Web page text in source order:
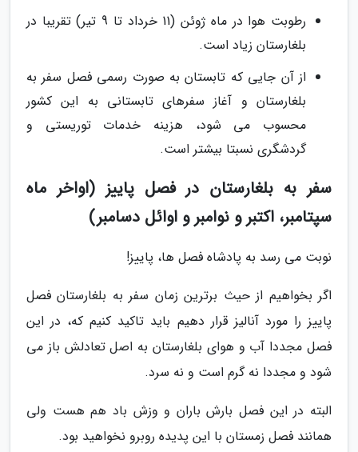
رطوبت هوا در ماه ژوئن (11 خرداد تا 9 تیر) تقریبا در
بلغارستان زیاد است.
از آن جایی که تابستان به صورت رسمی فصل سفر به
بلغارستان و آغاز سفرهای تابستانی به این کشور
محسوب می شود، هزینه خدمات توریستی و
گردشگری نسبتا بیشتر است.
سفر به بلغارستان در فصل پاییز (اواخر ماه
سپتامبر، اکتبر و نوامبر و اوائل دسامبر)
نوبت می رسد به پادشاه فصل ها، پاییز!
اگر بخواهیم از حیث برترین زمان سفر به بلغارستان فصل
پاییز را مورد آنالیز قرار دهیم باید تاکید کنیم که، در این
فصل مجددا آب و هوای بلغارستان به اصل تعادلش باز می
شود و مجددا نه گرم است و نه سرد.
البته در این فصل بارش باران و وزش باد هم هست ولی
همانند فصل زمستان با این پدیده روبرو نخواهید بود.